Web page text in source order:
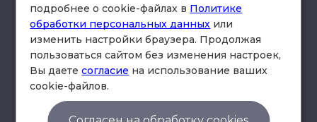
© Юридическая фирма «Клифф».
подробнее о cookie-файлах в Политике
обработки персональных данных или
изменить настройки браузера. Продолжая
пользоваться сайтом без изменения настроек,
Вы даетесогласие на использование ваших
cookie-файлов.